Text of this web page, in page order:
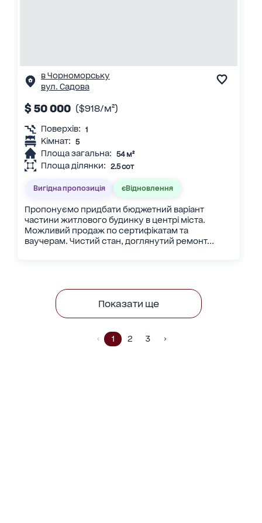
в Чорноморську
вул. Садова
$ 50 000 ($918/м²)
Поверхів: 1
Кімнат: 5
Площа загальна: 54 м²
Площа ділянки: 2.5 сот
Вигідна пропозиція єВідновлення
Пропонуємо придбати бюджетний варіант
частини житлового будинку в центрі міста.
Можливий продаж по сертифікатам та
ваучерам. Чистий стан, доглянутий ремонт...
Показати ще
1 2 3